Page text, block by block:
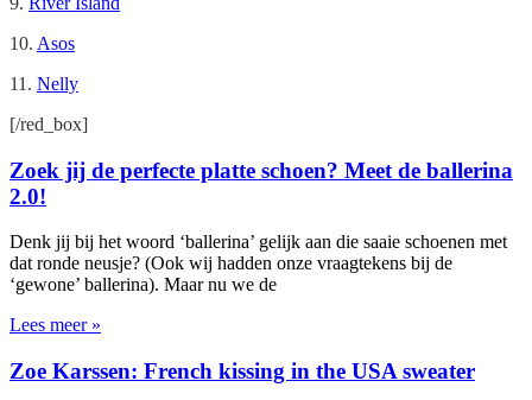
10. Asos
11. Nelly
[/red_box]
Zoek jij de perfecte platte schoen? Meet de ballerina
2.0!
Denk jij bij het woord ‘ballerina’ gelijk aan die saaie schoenen met
dat ronde neusje? (Ook wij hadden onze vraagtekens bij de
‘gewone’ ballerina). Maar nu we de
Lees meer »
Zoe Karssen: French kissing in the USA sweater